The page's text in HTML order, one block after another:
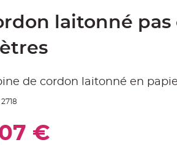
laitonné
de cordon laitonné en
2718
€